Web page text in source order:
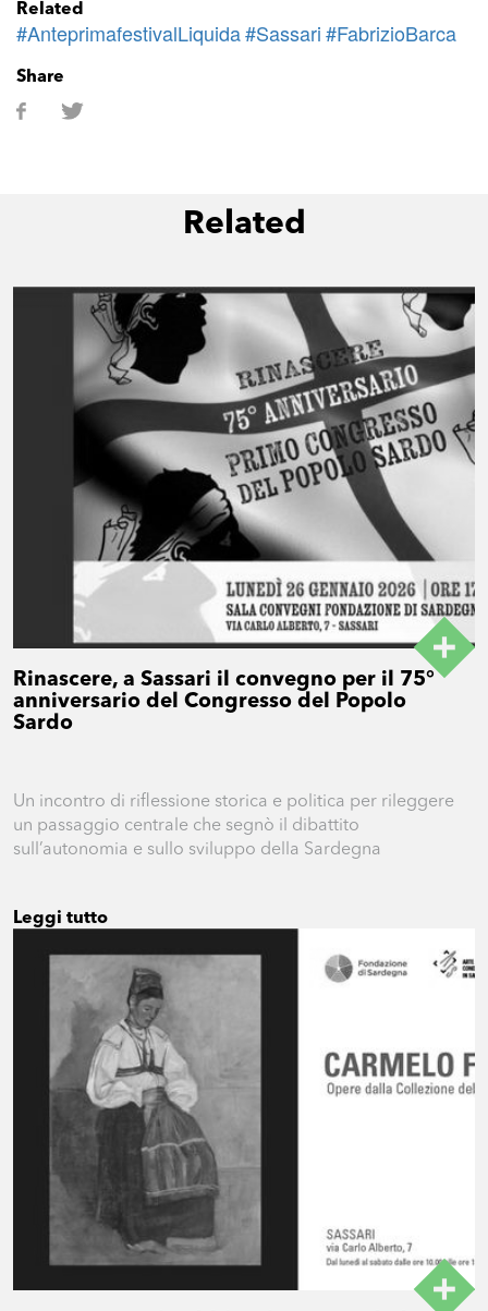
Related
#AnteprimafestivalLiquida#Sassari#FabrizioBarca
Share
Related
Rinascere, a Sassari il convegno per il 75°
anniversario del Congresso del Popolo
Sardo
Un incontro di riflessione storica e politica per rileggere
un passaggio centrale che segnò il dibattito
sull’autonomia e sullo sviluppo della Sardegna
Leggi tutto